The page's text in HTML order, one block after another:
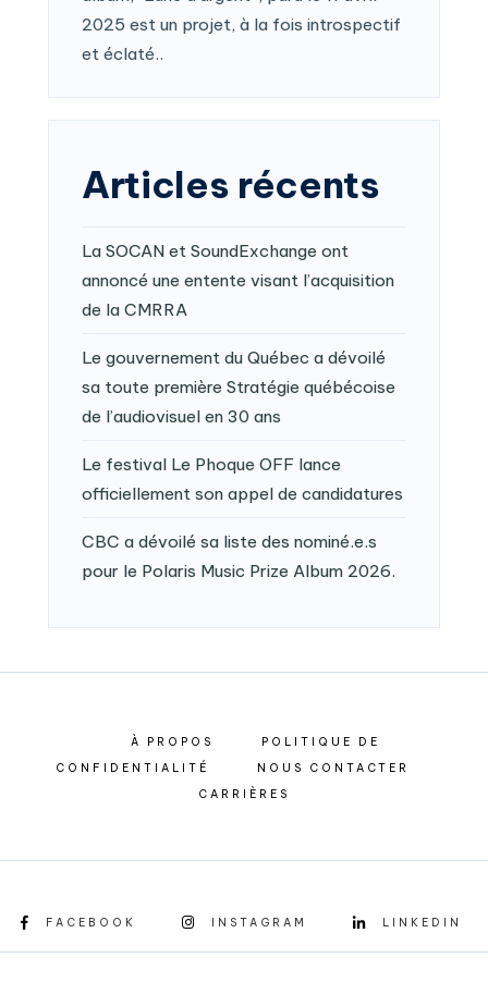
2025 est un projet, à la fois introspectif
et éclaté..
Articles récents
La SOCAN et SoundExchange ont
annoncé une entente visant l’acquisition
de la CMRRA
Le gouvernement du Québec a dévoilé
sa toute première Stratégie québécoise
de l’audiovisuel en 30 ans
Le festival Le Phoque OFF lance
officiellement son appel de candidatures
CBC a dévoilé sa liste des nominé.e.s
pour le Polaris Music Prize Album 2026.
À PROPOS
POLITIQUE DE
CONFIDENTIALITÉ
NOUS CONTACTER
CARRIÈRES
FACEBOOK INSTAGRAM LINKEDIN